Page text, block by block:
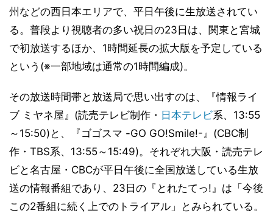
州などの西日本エリアで、平日午後に生放送されてい
る。普段より視聴者の多い祝日の23日は、関東と宮城
で初放送するほか、1時間延長の拡大版を予定している
という(※一部地域は通常の1時間編成)。
その放送時間帯と放送局で思い出すのは、『情報ライ
ブ ミヤネ屋』(読売テレビ制作・ 日本テレビ系、13:55
～15:50)と、『ゴゴスマ -GO GO!Smile!-』(CBC制
作・TBS系、13:55～15:49)。それぞれ大阪・読売テレ
ビと名古屋・CBCが平日午後に全国放送している生放
送の情報番組であり、23日の『とれたてっ!』は「今後
この2番組に続く上でのトライアル」とみられている。